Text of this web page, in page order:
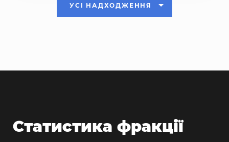
УСІ НАДХОДЖЕННЯ
Статистика фракції